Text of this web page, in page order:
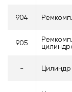
904
905
-